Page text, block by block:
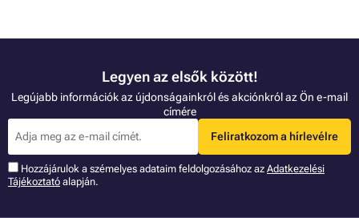
Legyen az elsők között!
Legújabb információk az újdonságainkról és akciónkról az Ön e-mail
címére
Feliratkozom a hírlevélre
Hozzájárulok a szémelyes adataim feldolgozásához az Adatkezelési
Tájékoztató alapján.